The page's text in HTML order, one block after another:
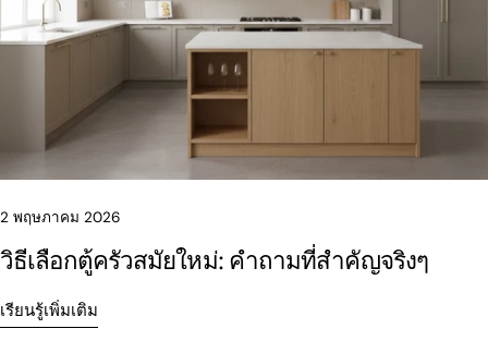
2 พฤษภาคม 2026
วิธีเลือกตู้ครัวสมัยใหม่: คำถามที่สำคัญจริงๆ
เรียนรู้เพิ่มเติม